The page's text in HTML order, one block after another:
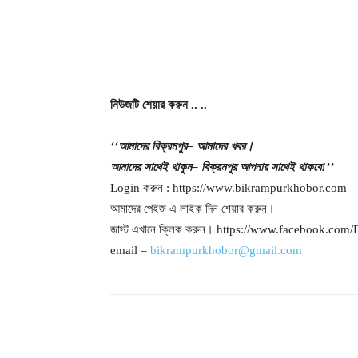
নিউজটি শেয়ার করুন.. ..
‘‘আমাদের বিক্রমপুর– আমাদের খবর।
আমাদের সাথেই থাকুন– বিক্রমপুর আপনার সাথেই থাকবে!’’
Login করুন : https://www.bikrampurkhobor.com
আমাদের পেইজ এ লাইক দিন শেয়ার করুন।
জাস্ট এখানে ক্লিক করুন। https://
email – bikrampurkhobor@gmail.com